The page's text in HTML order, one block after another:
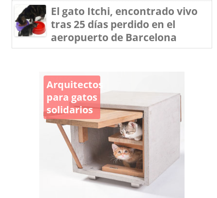
El gato Itchi, encontrado vivo
tras 25 días perdido en el
aeropuerto de Barcelona
Arquitectos
para gatos
solidarios